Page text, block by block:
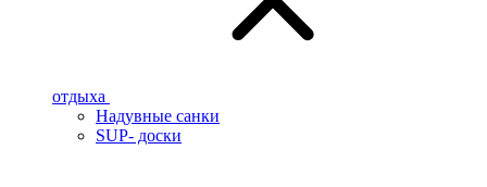
отдыха
Надувные санки
SUP- доски